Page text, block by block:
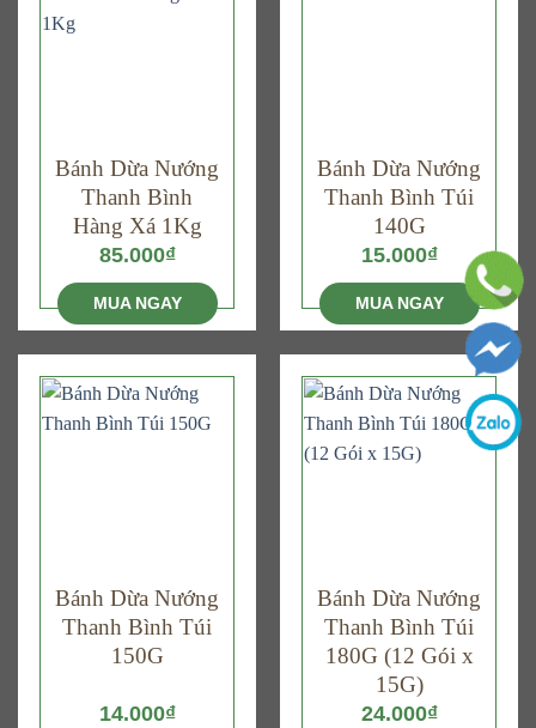
Bánh Dừa Nướng
Thanh Bình
Hàng Xá 1Kg
85.000₫
MUA NGAY
Bánh Dừa Nướng
Thanh Bình Túi
140G
15.000₫
MUA NGAY
Bánh Dừa Nướng
Thanh Bình Túi
150G
14.000₫
Bánh Dừa Nướng
Thanh Bình Túi
180G (12 Gói x
15G)
24.000₫